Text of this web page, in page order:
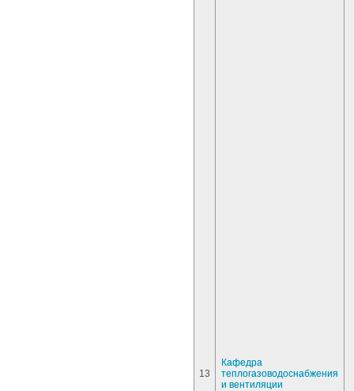
13
Кафедра
теплогазоводоснабжения
и вентиляции